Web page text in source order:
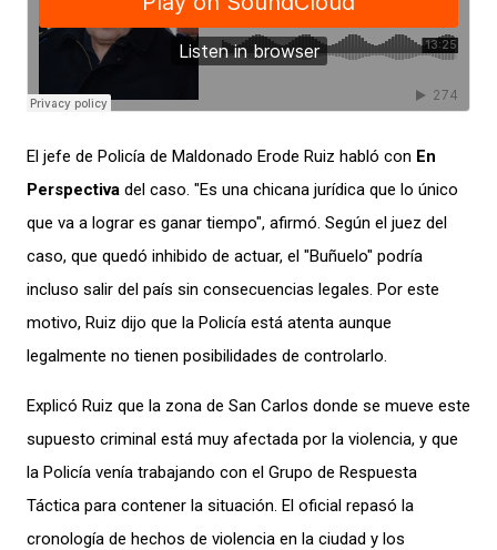
El jefe de Policía de Maldonado Erode Ruiz habló con En
Perspectiva del caso. "Es una chicana jurídica que lo único
que va a lograr es ganar tiempo", afirmó. Según el juez del
caso, que quedó inhibido de actuar, el "Buñuelo" podría
incluso salir del país sin consecuencias legales. Por este
motivo, Ruiz dijo que la Policía está atenta aunque
legalmente no tienen posibilidades de controlarlo.
Explicó Ruiz que la zona de San Carlos donde se mueve este
supuesto criminal está muy afectada por la violencia, y que
la Policía venía trabajando con el Grupo de Respuesta
Táctica para contener la situación. El oficial repasó la
cronología de hechos de violencia en la ciudad y los